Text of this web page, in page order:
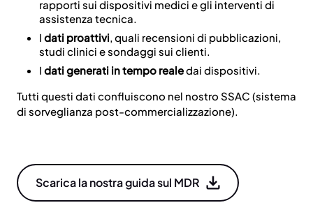
rapporti sui dispositivi medici e gli interventi di
assistenza tecnica.
I dati proattivi, quali recensioni di pubblicazioni,
studi clinici e sondaggi sui clienti.
I dati generati in tempo realedai dispositivi.
Tutti questi dati confluiscono nel nostro SSAC (sistema
di sorveglianza post-commercializzazione).
Scarica la nostra guida sul MDR